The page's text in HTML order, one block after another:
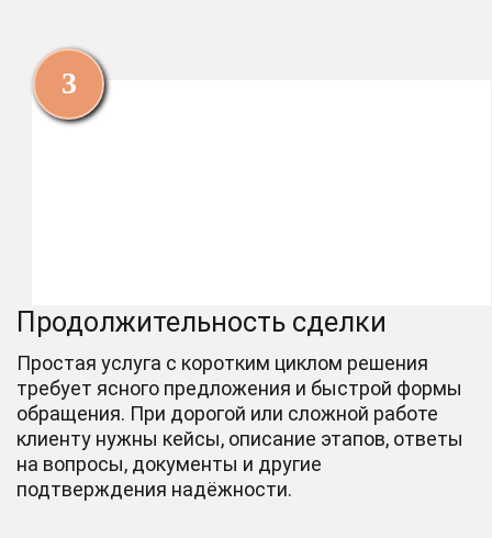
Продолжительность сделки
Простая услуга с коротким циклом решения
требует ясного предложения и быстрой формы
обращения. При дорогой или сложной работе
клиенту нужны кейсы, описание этапов, ответы
на вопросы, документы и другие
подтверждения надёжности.